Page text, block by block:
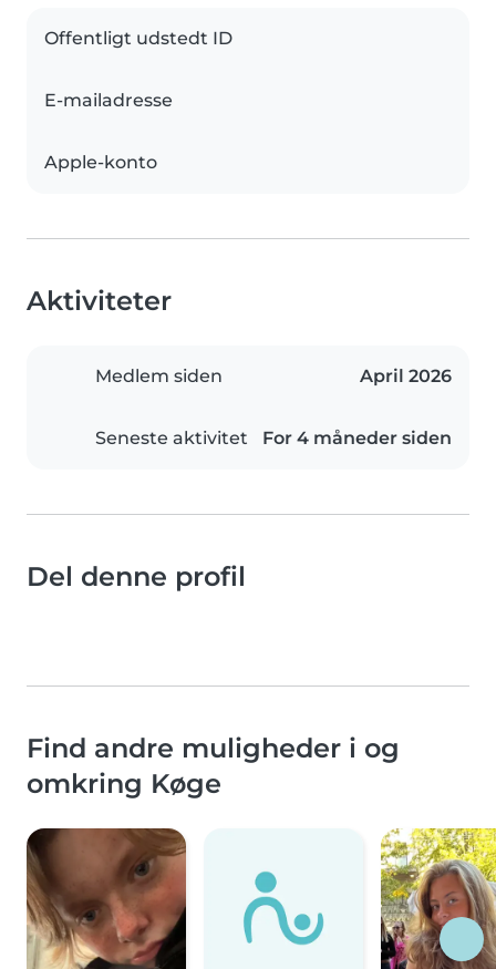
Offentligt udstedt ID
E-mailadresse
Apple-konto
Aktiviteter
Medlem siden April 2026
Seneste aktivitet For 4 måneder siden
Del denne profil
Find andre muligheder i og
omkring Køge